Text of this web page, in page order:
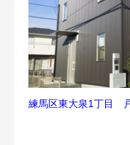
練馬区東大泉1丁目